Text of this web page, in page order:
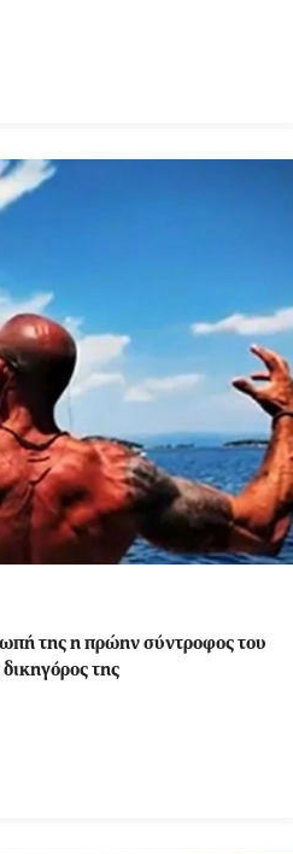
της η πρώην σύντροφος του
της